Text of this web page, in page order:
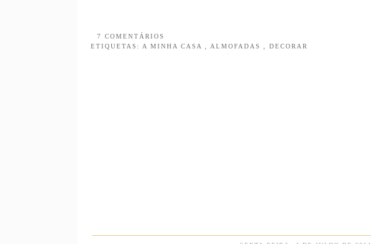
7 COMENTÁRIOS
ETIQUETAS: A MINHA CASA ALMOFADAS DECORAR